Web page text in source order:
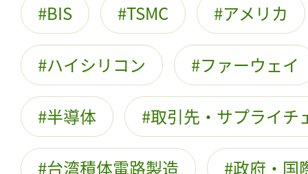
BIS TSMC アメリカ
ハイシリコン ファーウェイ
半導体 取引先・サプライチ
台湾積体電路製造 政府・国